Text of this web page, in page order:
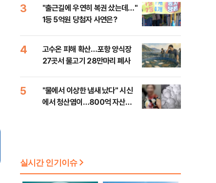
3
"출근길에 우연히 복권 샀는데…"
1등 5억원 당첨자 사연은?
4
고수온 피해 확산…포항 양식장
27곳서 물고기 28만마리 폐사
5
"물에서 이상한 냄새 났다" 시신
에서 청산염이…800억 자산가